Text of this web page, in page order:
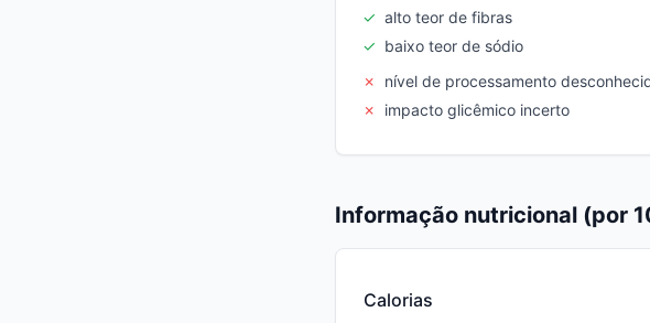
✓ alto teor de fibras
✓ baixo teor de sódio
✗
nível de processamento
✗
impacto glicêmico incerto
Informação nutricional (por
Calorias